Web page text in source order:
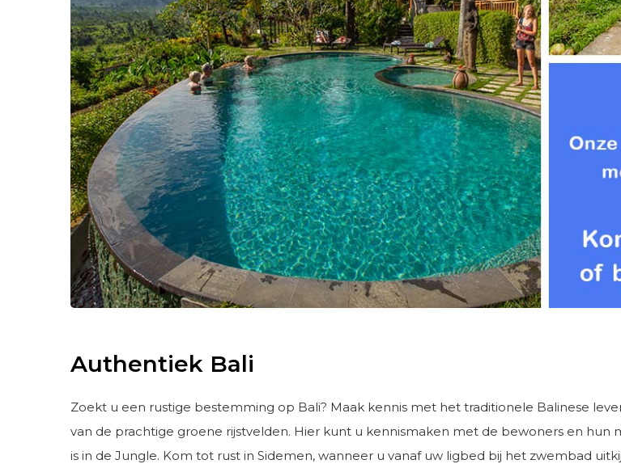
Authentiek Bali
Zoekt u een rustige bestemming op Bali? Maak kennis met het traditionele Balinese
van de prachtige groene rijstvelden. Hier kunt u kennismaken met de bewoners en hun
is in de Jungle. Kom tot rust in Sidemen, wanneer u vanaf uw ligbed bij het zwembad